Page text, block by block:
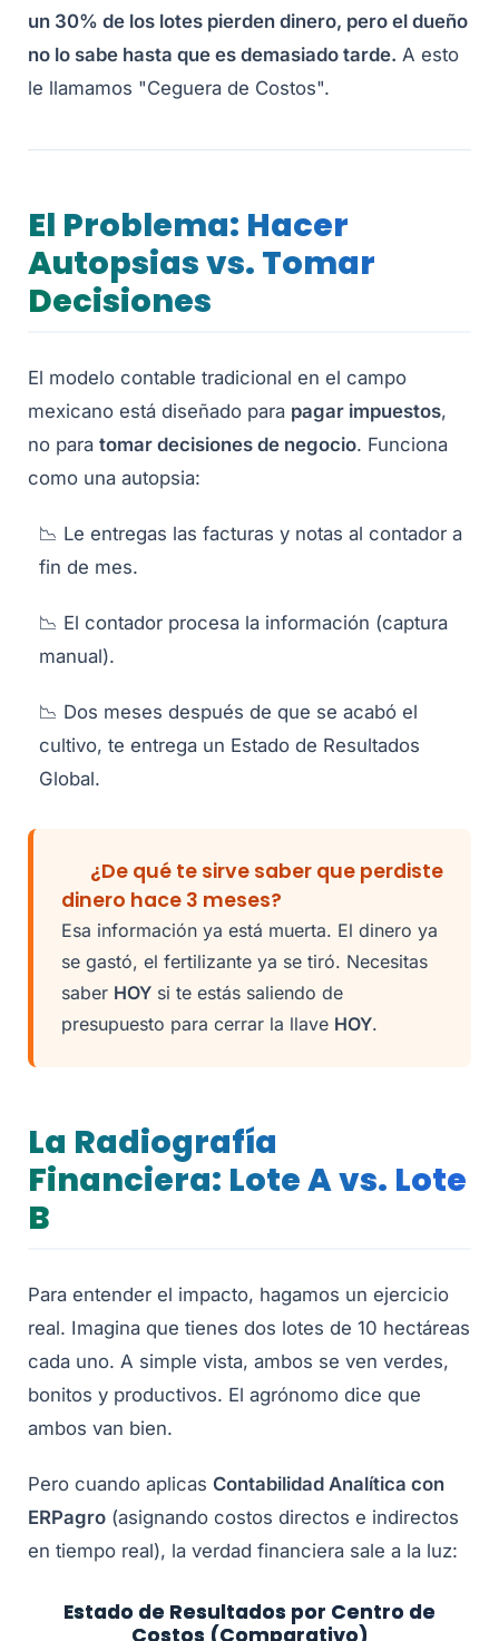
un 30% de los lotes pierden dinero, pero el dueño
no lo sabe hasta que es demasiado tarde. A esto
le llamamos "Ceguera de Costos".
El Problema: Hacer
Autopsias vs. Tomar
Decisiones
El modelo contable tradicional en el campo
mexicano está diseñado para pagar impuestos,
no para tomar decisiones de negocio. Funciona
como una autopsia:
📉 Le entregas las facturas y notas al contador a
fin de mes.
📉 El contador procesa la información (captura
manual).
📉 Dos meses después de que se acabó el
cultivo, te entrega un Estado de Resultados
Global.
¿De qué te sirve saber que perdiste
dinero hace 3 meses?
Esa información ya está muerta. El dinero ya
se gastó, el fertilizante ya se tiró. Necesitas
saber HOY si te estás saliendo de
presupuesto para cerrar la llave HOY.
La Radiografía
Financiera: Lote A vs. Lote
B
Para entender el impacto, hagamos un ejercicio
real. Imagina que tienes dos lotes de 10 hectáreas
cada uno. A simple vista, ambos se ven verdes,
bonitos y productivos. El agrónomo dice que
ambos van bien.
Pero cuando aplicas Contabilidad Analítica con
ERPagro (asignando costos directos e indirectos
en tiempo real), la verdad financiera sale a la luz:
Estado de Resultados por Centro de
Costos (Comparativo)